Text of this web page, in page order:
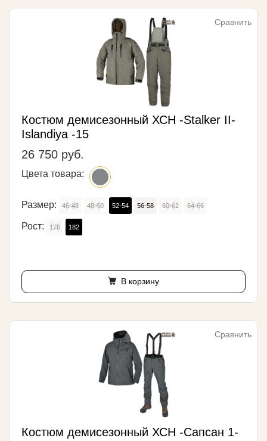
Сравнить
Костюм демисезонный ХСН -Stalker II-
Islandiya -15
26 750 руб.
Цвета товара:
Размер: 46-48 48-50 52-54 56-58 60-62 64-66
Рост: 176 182
В корзину
Сравнить
Костюм демисезонный ХСН -Сапсан 1-